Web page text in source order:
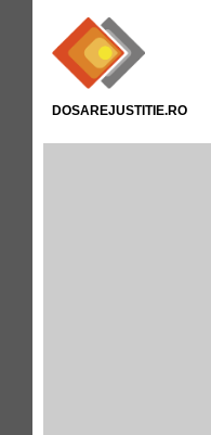
DOSAREJUSTITIE.RO